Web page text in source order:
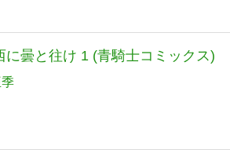
に曇と往け 1 (青騎士コミックス)